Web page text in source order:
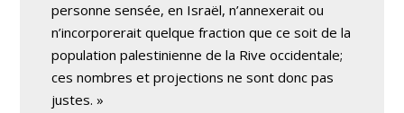
personne sensée, en Israël, n’annexerait ou
n’incorporerait quelque fraction que ce soit de la
population palestinienne de la Rive occidentale;
ces nombres et projections ne sont donc pas
justes. »